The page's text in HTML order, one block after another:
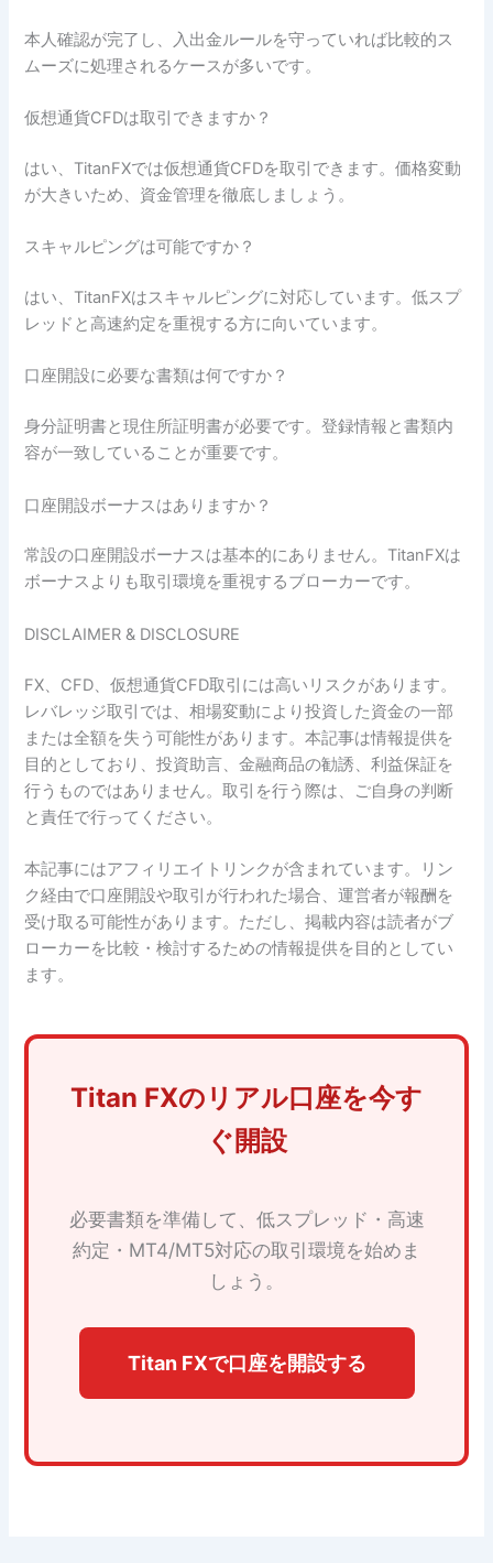
本人確認が完了し、入出金ルールを守っていれば比較的ス
ムーズに処理されるケースが多いです。
仮想通貨CFDは取引できますか？
はい、TitanFXでは仮想通貨CFDを取引できます。価格変動
が大きいため、資金管理を徹底しましょう。
スキャルピングは可能ですか？
はい、TitanFXはスキャルピングに対応しています。低スプ
レッドと高速約定を重視する方に向いています。
口座開設に必要な書類は何ですか？
身分証明書と現住所証明書が必要です。登録情報と書類内
容が一致していることが重要です。
口座開設ボーナスはありますか？
常設の口座開設ボーナスは基本的にありません。TitanFXは
ボーナスよりも取引環境を重視するブローカーです。
DISCLAIMER & DISCLOSURE
FX、CFD、仮想通貨CFD取引には高いリスクがあります。
レバレッジ取引では、相場変動により投資した資金の一部
または全額を失う可能性があります。本記事は情報提供を
目的としており、投資助言、金融商品の勧誘、利益保証を
行うものではありません。取引を行う際は、ご自身の判断
と責任で行ってください。
本記事にはアフィリエイトリンクが含まれています。リン
ク経由で口座開設や取引が行われた場合、運営者が報酬を
受け取る可能性があります。ただし、掲載内容は読者がブ
ローカーを比較・検討するための情報提供を目的としてい
ます。
Titan FXのリアル口座を今す
ぐ開設
必要書類を準備して、低スプレッド・高速
約定・MT4/MT5対応の取引環境を始めま
しょう。
Titan FXで口座を開設する